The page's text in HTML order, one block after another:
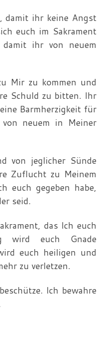
damit ihr keine Angst
euch im Sakrament
ihr von neuem
Mir zu kommen und
Schuld zu bitten. Ihr
Barmherzigkeit für
neuem in Meiner
von jeglicher Sünde
Zuflucht zu Meinem
euch gegeben habe,
seid.
das Ich euch
wird euch Gnade
euch heiligen und
zu verletzen.
Ich bewahre